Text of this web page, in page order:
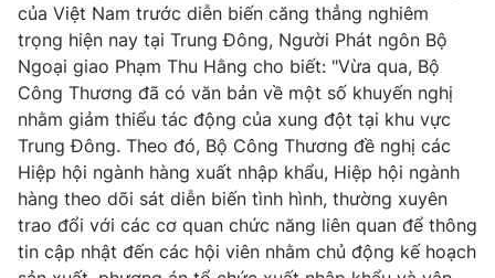
® Cấm sao chép dưới mọi hình thức nếu không có sự chấp
thuận bằng văn bản. Ghi rõ nguồn VTV.vn khi phát hành lại
thông tin từ website này.
của Việt Nam trước diễn biến căng thẳng nghiêm
trọng hiện nay tại Trung Đông, Người Phát ngôn Bộ
Ngoại giao Phạm Thu Hằng cho biết: "Vừa qua, Bộ
Công Thương đã có văn bản về một số khuyến nghị
nhằm giảm thiểu tác động của xung đột tại khu vực
Trung Đông. Theo đó, Bộ Công Thương đề nghị các
Hiệp hội ngành hàng xuất nhập khẩu, Hiệp hội ngành
hàng theo dõi sát diễn biến tình hình, thường xuyên
trao đổi với các cơ quan chức năng liên quan để thông
tin cập nhật đến các hội viên nhằm chủ động kế hoạch